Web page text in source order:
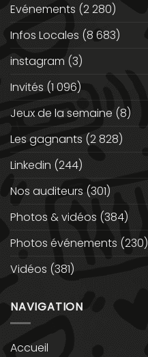
Evénements (2 280)
Infos Locales (8 683)
instagram (3)
Invités (1 096)
Jeux de la semaine (8)
Les gagnants (2 828)
Linkedin (244)
Nos auditeurs (301)
Photos & vidéos (384)
Photos événements (230)
Vidéos (381)
NAVIGATION
Accueil